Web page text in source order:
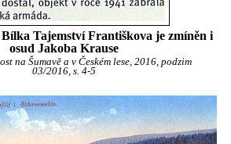
Tajemství Františkova je zmíněn i
osud Jakoba Krause
na Šumavě a v Českém lese, 2016, podzim
03/2016, s. 4-5